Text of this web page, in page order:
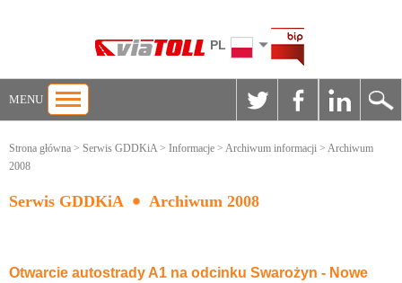
PL
MENU
Strona główna > Serwis GDDKiA> Informacje > Archiwum informacji > Archiwum
2008
Serwis GDDKiA Archiwum 2008
Otwarcie autostrady A1 na odcinku Swarożyn - Nowe